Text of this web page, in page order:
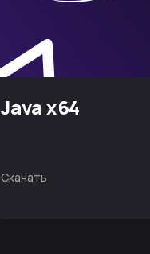
Java x64
Скачать